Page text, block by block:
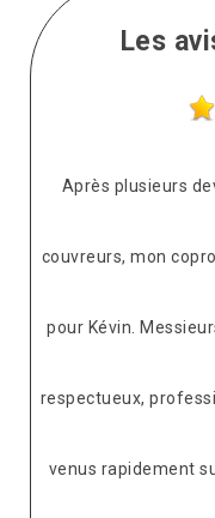
Les
Après plusieurs
couvreurs, mon
pour Kévin.
respectueux,
venus rapidement